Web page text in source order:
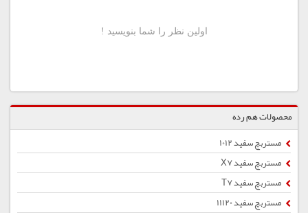
محصولات هم رده
مستربچ سفید 1012
مستربچ سفید X7
مستربچ سفید T7
مستربچ سفید 11120